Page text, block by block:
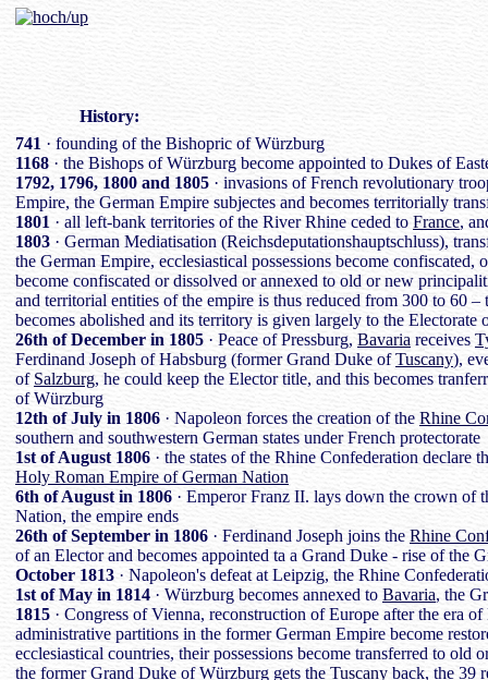
History:
741 · founding of the Bishopric of Würzburg
1168 · the Bishops of Würzburg become appointed to Dukes of
1792, 1796, 1800 and 1805 · invasions of French revolutionary
Empire, the German Empire subjectes and becomes territorially
1801 · all left-bank territories of the River Rhine ceded to France,
1803 · German Mediatisation (Reichsdeputationshauptschluss),
the German Empire, ecclesiastical possessions become
become confiscated or dissolved or annexed to old or new
and territorial entities of the empire is thus reduced from 300 to 60
becomes abolished and its territory is given largely to the Electorate
26th of December in 1805 · Peace of Pressburg, Bavaria receives
Ferdinand Joseph of Habsburg (former Grand Duke ofTuscany),
of Salzburg, he could keep the Elector title, and this becomes
of Würzburg
12th of July in 1806 · Napoleon forces the creation of the Rhine
southern and southwestern German states under French protectorate
1st of August 1806 · the states of the Rhine Confederation declare
Holy Roman Empire of German Nation
6th of August in 1806 · Emperor Franz II. lays down the crown of
Nation, the empire ends
26th of September in 1806 · Ferdinand Joseph joins the Rhine
of an Elector and becomes appointed ta a Grand Duke - rise of the
October 1813 · Napoleon's defeat at Leipzig, the Rhine
1st of May in 1814 · Würzburg becomes annexed to Bavaria, the
1815 · Congress of Vienna, reconstruction of Europe after the era
administrative partitions in the former German Empire become
ecclesiastical countries, their possessions become transferred to old
the former Grand Duke of Würzburg gets the Tuscany back, the 39